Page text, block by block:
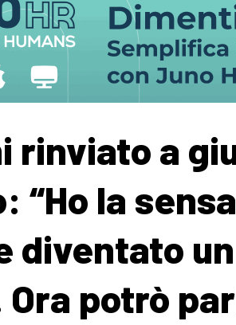
rinviato a
“Ho la
diventato
potrò